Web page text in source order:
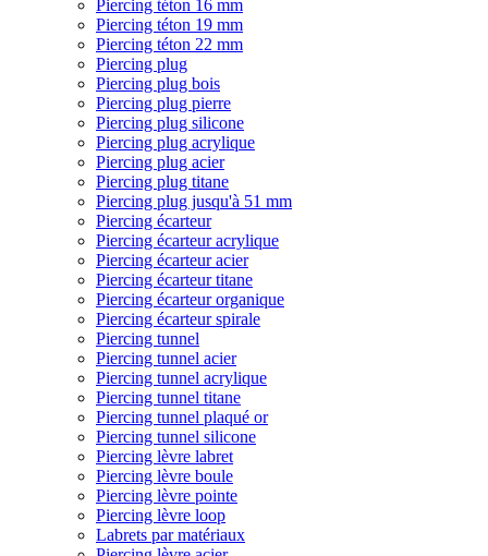
Piercing téton 16 mm
Piercing téton 19 mm
Piercing téton 22 mm
Piercing plug
Piercing plug bois
Piercing plug pierre
Piercing plug silicone
Piercing plug acrylique
Piercing plug acier
Piercing plug titane
Piercing plug jusqu'à 51 mm
Piercing écarteur
Piercing écarteur acrylique
Piercing écarteur acier
Piercing écarteur titane
Piercing écarteur organique
Piercing écarteur spirale
Piercing tunnel
Piercing tunnel acier
Piercing tunnel acrylique
Piercing tunnel titane
Piercing tunnel plaqué or
Piercing tunnel silicone
Piercing lèvre labret
Piercing lèvre boule
Piercing lèvre pointe
Piercing lèvre loop
Labrets par matériaux